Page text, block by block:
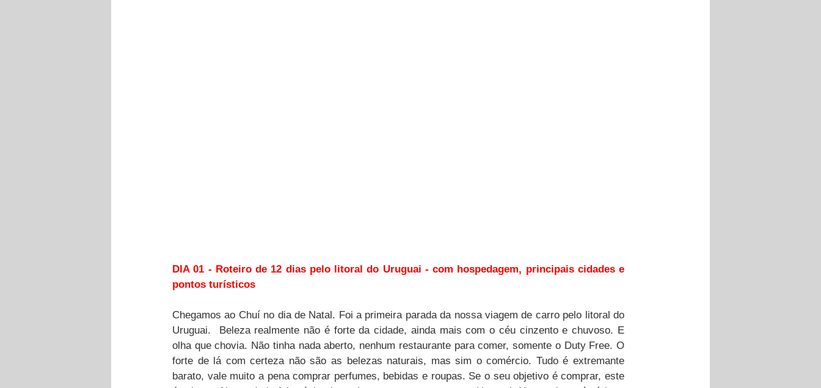
DIA 01 - Roteiro de 12 dias pelo litoral do Uruguai - com hospedagem, principais cidades e
pontos turísticos
Chegamos ao Chuí no dia de Natal. Foi a primeira parada da nossa viagem de carro pelo litoral do
Uruguai.  Beleza realmente não é forte da cidade, ainda mais com o céu cinzento e chuvoso. E
olha que chovia. Não tinha nada aberto, nenhum restaurante para comer, somente o Duty Free. O
forte de lá com certeza não são as belezas naturais, mas sim o comércio. Tudo é extremante
barato, vale muito a pena comprar perfumes, bebidas e roupas. Se o seu objetivo é comprar, este